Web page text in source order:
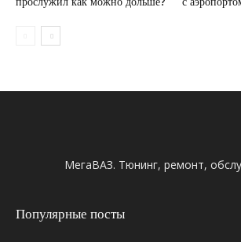
МегаВАЗ. Тюнинг, ремонт,
Популярные посты